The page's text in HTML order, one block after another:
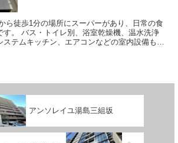
機、温水洗浄
ステムキッチン、エアコンなどの室内設備も整
アンソレイユ湯島三組坂